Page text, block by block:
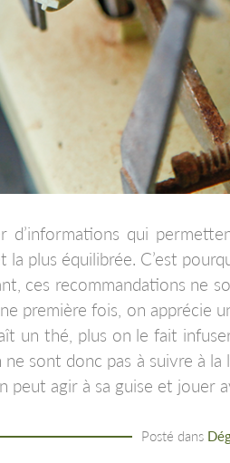
d’informations qui
la plus équilibrée. C’est
ces recommandations ne
première fois, on
un thé, plus on le fait
sont donc pas à suivre à
peut agir à sa guise et jouer
Posté dans